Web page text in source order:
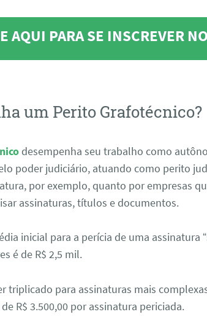
AQUI PARA SE INSCREVER
um Perito Grafotécnico?
desempenha seu trabalho como
poder judiciário, atuando como perito
por exemplo, quanto por empresas
assinaturas, títulos e documentos.
inicial para a perícia de uma assinatura
é de R$ 2,5 mil.
triplicado para assinaturas mais
R$ 3.500,00 por assinatura periciada.